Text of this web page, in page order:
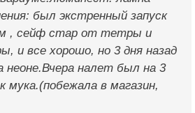
был экстренный запуск
, сейф стар от тетры и
и все хорошо, но 3 дня назад
неоне.Вчера налет был на 3
мука.(побежала в магазин,